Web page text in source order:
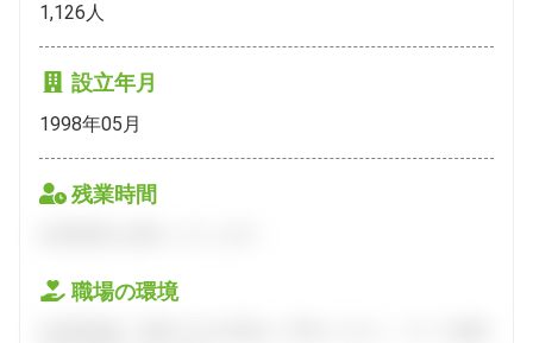
1,126人
設立年月
1998年05月
残業時間
職場の環境